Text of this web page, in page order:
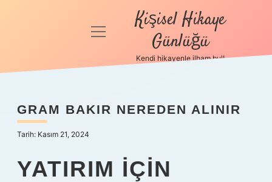
Anasayfa
Politikası
Yasal Uyarı
Hakkımızda
menüyü
Kişisel Hikaye
Günlüğü
Kendi hikayenle ilham bul!
GRAM BAKIR NEREDEN ALINIR
Tarih: Kasım 21, 2024
YATIRIM IÇIN